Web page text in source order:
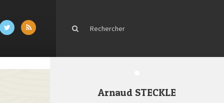
Arnaud STECKLE